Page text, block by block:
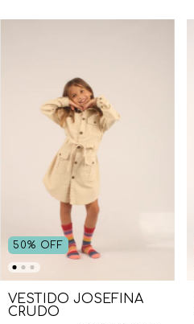
50% OFF
VESTIDO JOSEFINA
CRUDO